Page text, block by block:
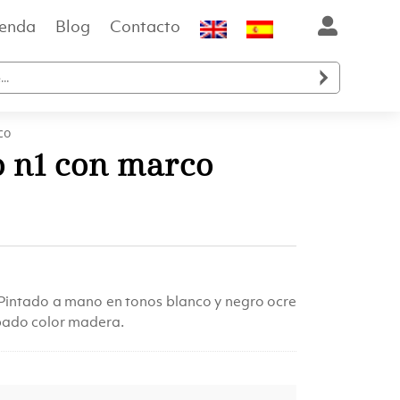

Blog Contacto
con marco
a mano en tonos blanco y negro ocre
color madera.